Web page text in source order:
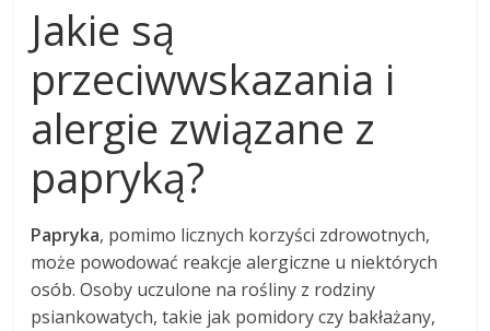
Jakie są
przeciwwskazania i
alergie związane z
papryką?
Papryka, pomimo licznych korzyści zdrowotnych,
może powodować reakcje alergiczne u niektórych
osób. Osoby uczulone na rośliny z rodziny
psiankowatych, takie jak pomidory czy bakłażany,